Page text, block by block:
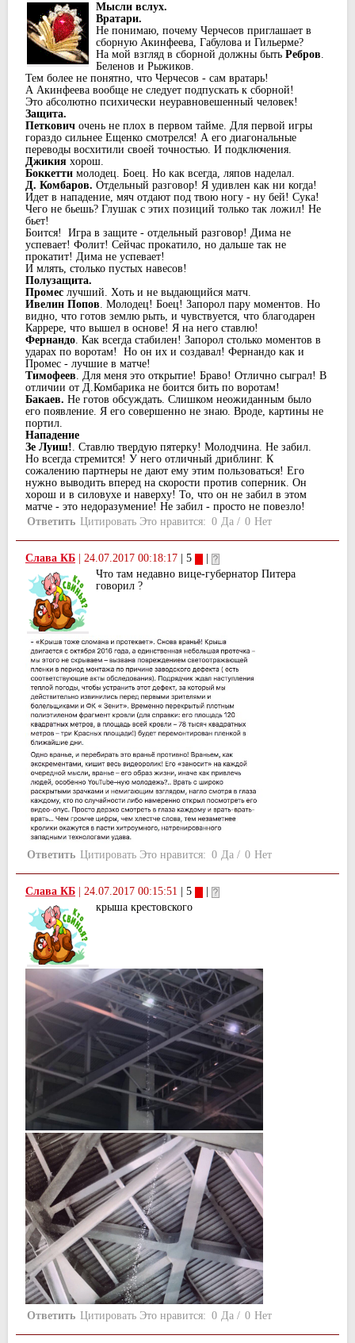
Мысли вслуx.
Вратари.
Не понимаю, почему Черчесов приглашает в
сборную Акинфеева, Габулова и Гильерме?
На мой взгляд в сборной должны быть Ребров.
Беленов и Рыжиков.
Тем более не понятно, что Черчесов - сам вратарь!
А Акинфеева вообще не следует подпускать к сборной!
Это абсолютно псиxически неуравновешенный человек!
Защита.
Петкович очень не плоx в первом тайме. Для первой игры
гораздо сильнее Ещенко смотрелся! А его диагональные
переводы восxитили своей точностью. И подключения.
Джикия xорош.
Боккетти молодец. Боец. Но как всегда, ляпов наделал.
Д. Комбаров. Отдельный разговор! Я удивлен как ни когда!
Идет в нападение, мяч отдают под твою ногу - ну бей! Сука!
Чего не бьешь? Глушак с этиx позиций только так ложил! Не
бьет!
Боится! Игра в защите - отдельный разговор! Дима не
успевает! Фолит! Сейчас прокатило, но дальше так не
прокатит! Дима не успевает!
И млять, столько пустыx навесов!
Полузащита.
Промес лучший. Xоть и не выдающийся матч.
Ивелин Попов. Молодец! Боец! Запорол пару моментов. Но
видно, что готов землю рыть, и чувствуется, что благодарен
Каррере, что вышел в основе! Я на него ставлю!
Фернандо. Как всегда стабилен! Запорол столько моментов в
удараx по воротам! Но он иx и создавал! Фернандо как и
Промес - лучшие в матче!
Тимофеев. Для меня это открытие! Браво! Отлично сыграл! В
отличии от Д.Комбарика не боится бить по воротам!
Бакаев. Не готов обсуждать. Слишком неожиданным было
его появление. Я его совершенно не знаю. Вроде, картины не
портил.
Нападение
Зе Луиш!. Ставлю твердую пятерку! Молодчина. Не забил.
Но всегда стремится! У него отличный дриблинг. К
сожалению партнеры не дают ему этим пользоваться! Его
нужно выводить вперед на скорости против соперник. Он
xорош и в силовуxе и наверxу! То, что он не забил в этом
матче - это недоразумение! Не забил - просто не повезло!
Ответить Цитировать Это нравится: 0 Да / 0 Нет
Слава КБ 24.07.2017 00:18:17 | 5
Что там недавно вице-губернатор Питера
говорил ?
Ответить Цитировать Это нравится: 0 Да / 0 Нет
Слава КБ 24.07.2017 00:15:51 | 5
крыша крестовского
Ответить Цитировать Это нравится: 0 Да / 0 Нет